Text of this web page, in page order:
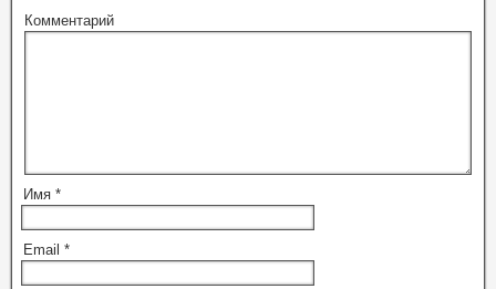
Комментарий
Имя *
Email *